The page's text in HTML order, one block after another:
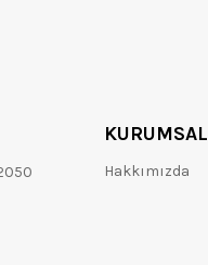
KURUMSAL
Hakkımızda